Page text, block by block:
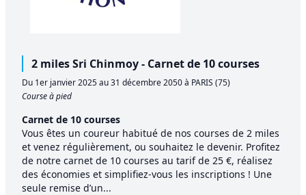
2 miles Sri Chinmoy - Carnet de 10 courses
Du 1er janvier 2025 au 31 décembre 2050 à PARIS (75)
Course à pied
Carnet de 10 courses
Vous êtes un coureur habitué de nos courses de 2 miles
et venez régulièrement, ou souhaitez le devenir. Profitez
de notre carnet de 10 courses au tarif de 25 €, réalisez
des économies et simplifiez-vous les inscriptions ! Une
seule remise d’un...